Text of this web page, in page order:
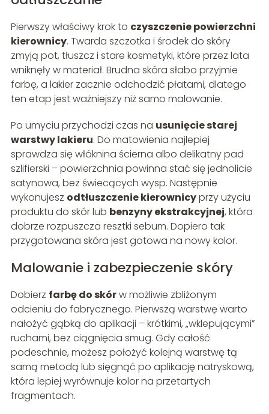
Pierwszy właściwy krok to czyszczenie powierzchni
kierownicy. Twarda szczotka i środek do skóry
zmyją pot, tłuszcz i stare kosmetyki, które przez lata
wniknęły w materiał. Brudna skóra słabo przyjmie
farbę, a lakier zacznie odchodzić płatami, dlatego
ten etap jest ważniejszy niż samo malowanie.
Po umyciu przychodzi czas na usunięcie starej
warstwy lakieru. Do matowienia najlepiej
sprawdza się włóknina ścierna albo delikatny pad
szlifierski – powierzchnia powinna stać się jednolicie
satynowa, bez świecących wysp. Następnie
wykonujesz odtłuszczenie kierownicyprzy użyciu
produktu do skór lub benzyny ekstrakcyjnej, która
dobrze rozpuszcza resztki sebum. Dopiero tak
przygotowana skóra jest gotowa na nowy kolor.
Malowanie i zabezpieczenie skóry
Dobierz farbę do skórw możliwie zbliżonym
odcieniu do fabrycznego. Pierwszą warstwę warto
nałożyć gąbką do aplikacji – krótkimi, „wklepującymi”
ruchami, bez ciągnięcia smug. Gdy całość
podeschnie, możesz położyć kolejną warstwę tą
samą metodą lub sięgnąć po aplikację natryskową,
która lepiej wyrównuje kolor na przetartych
fragmentach.